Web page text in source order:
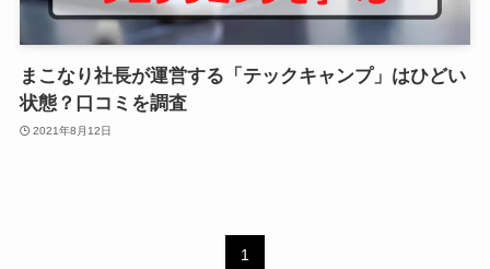
まこなり社長が運営する「テックキャンプ」はひどい
状態？口コミを調査
2021年8月12日
1